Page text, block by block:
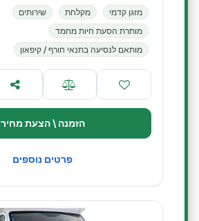
מזגן קדמי מקלחת
שירותים
מותרת הסעת חיות מחמד
מותאם לנסיעה בתנאי חורף / קיפאון
הזמנה \ הצעת מחיר
פרטים נוספים